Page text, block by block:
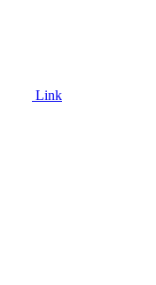
Link